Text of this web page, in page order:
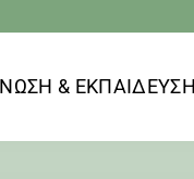
& ΕΚΠΑΙΔΕΥΣΗ